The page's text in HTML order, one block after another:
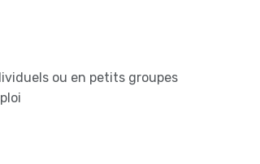
ou en petits groupes